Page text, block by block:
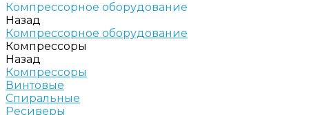
Компрессорное оборудование
Назад
Компрессорное оборудование
Компрессоры
Назад
Компрессоры
Винтовые
Спиральные
Ресиверы